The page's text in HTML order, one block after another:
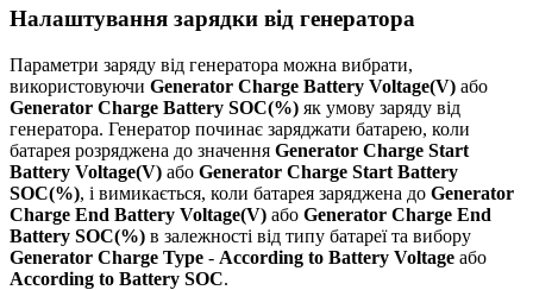
Налаштування зарядки від генератора
Параметри заряду від генератора можна вибрати,
використовуючи Generator Charge Battery Voltage(V) або
Generator Charge Battery SOC(%) як умову заряду від
генератора. Генератор починає заряджати батарею, коли
батарея розряджена до значення Generator Charge Start
Battery Voltage(V) або Generator Charge Start Battery
SOC(%), і вимикається, коли батарея заряджена до Generator
Charge End Battery Voltage(V) або Generator Charge End
Battery SOC(%) в залежності від типу батареї та вибору
Generator Charge Type - According to Battery Voltage або
According to Battery SOC.